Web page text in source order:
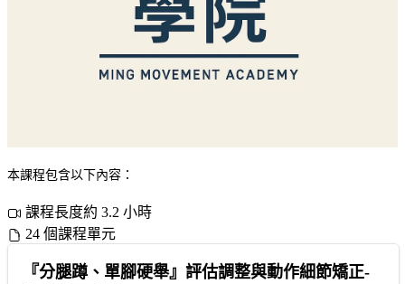
本課程包含以下內容：
課程長度約 3.2 小時
24 個課程單元
『分腿蹲、單腳硬舉』評估調整與動作細節矯正-